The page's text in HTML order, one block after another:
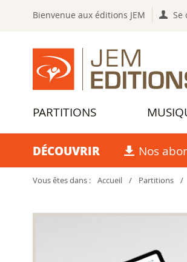
Bienvenue aux éditions JEM Se
PARTITIONS
DÉCOUVRIR Nos
Vous êtes dans : Accueil / Partitions /